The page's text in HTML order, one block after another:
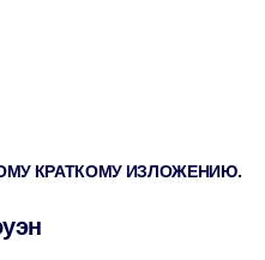
КРАТКОМУ ИЗЛОЖЕНИЮ.